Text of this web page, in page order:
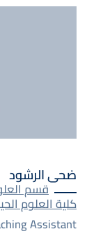
ضحى الرشود
قسم
كلية العلوم
Assistant